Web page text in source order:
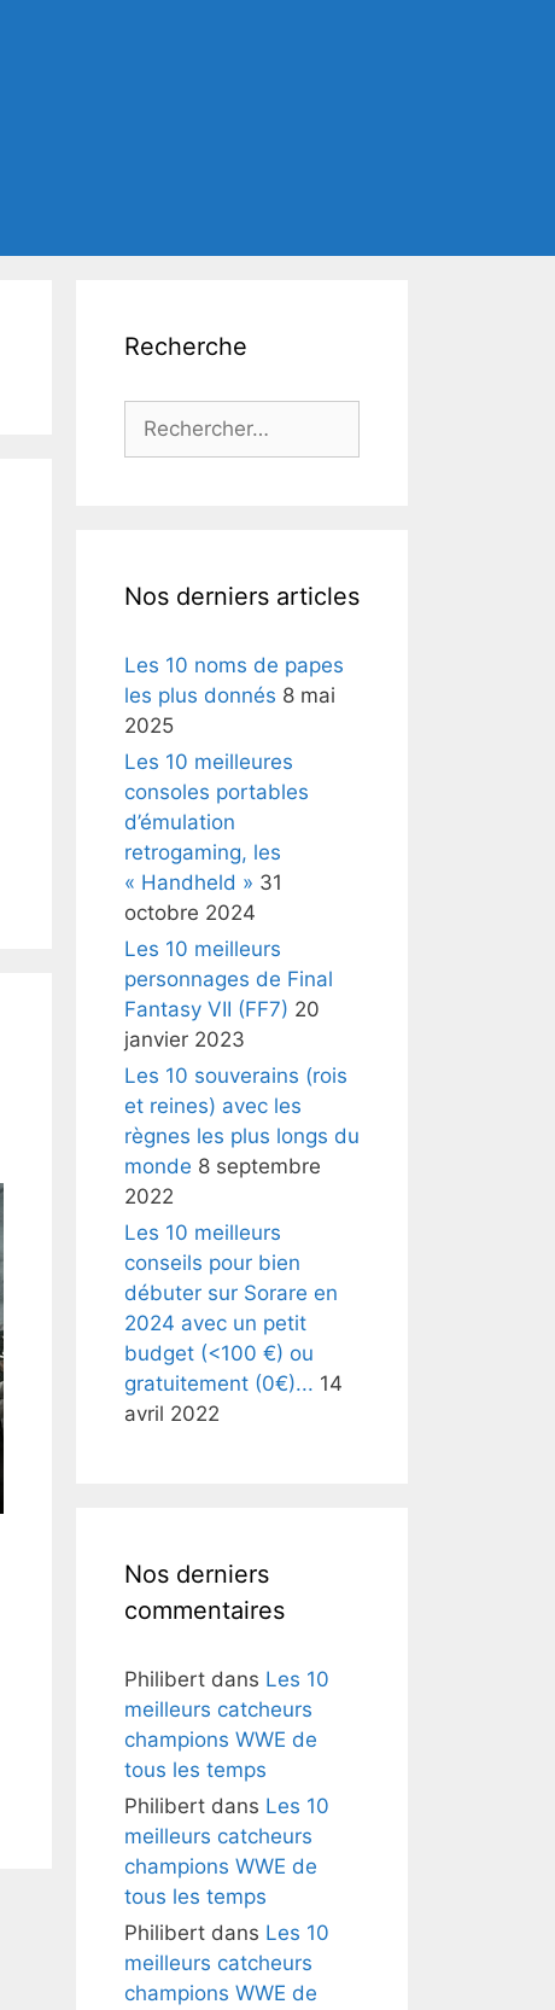
Recherche
Rechercher :
Nos derniers articles
Les 10 noms de papes
les plus donnés 8 mai
2025
Les 10 meilleures
consoles portables
d’émulation
retrogaming, les
« Handheld » 31
octobre 2024
Les 10 meilleurs
personnages de Final
Fantasy VII (FF7) 20
janvier 2023
Les 10 souverains (rois
et reines) avec les
règnes les plus longs du
monde 8 septembre
2022
Les 10 meilleurs
conseils pour bien
débuter sur Sorare en
2024 avec un petit
budget (<100 €) ou
gratuitement (0€)... 14
avril 2022
Nos derniers
commentaires
Philibert dans Les 10
meilleurs catcheurs
champions WWE de
tous les temps
Philibert dans Les 10
meilleurs catcheurs
champions WWE de
tous les temps
Philibert dans Les 10
meilleurs catcheurs
champions WWE de